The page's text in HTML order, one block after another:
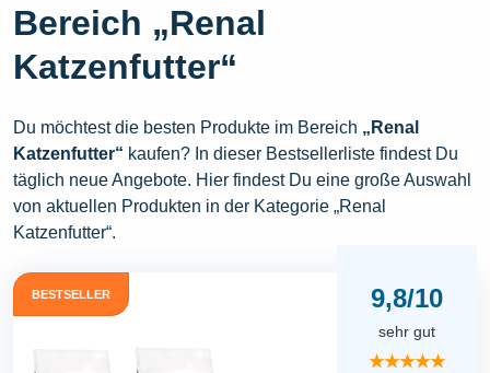
Bereich „Renal
Katzenfutter“
Du möchtest die besten Produkte im Bereich „Renal
Katzenfutter“ kaufen? In dieser Bestsellerliste findest Du
täglich neue Angebote. Hier findest Du eine große Auswahl
von aktuellen Produkten in der Kategorie „Renal
Katzenfutter“.
BESTSELLER 9,8/10
sehr gut
★★★★★